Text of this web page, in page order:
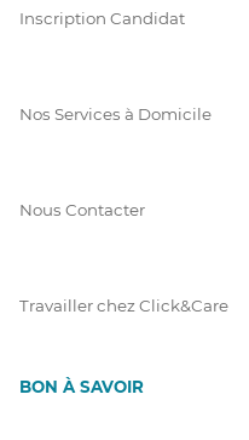
Inscription Candidat
Nos Services à Domicile
Nous Contacter
Travailler chez Click&Care
BON À SAVOIR